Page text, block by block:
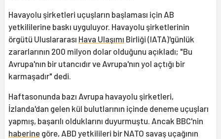
Havayolu şirketleri uçuşların başlaması için AB
yetkililerine baskı uyguluyor. Havayolu şirketlerinin
örgütü Uluslararası Hava Ulaşımı Birliği (IATA)'günlük
zararlarının 200 milyon dolar olduğunu açıkladı; "Bu
Avrupa'nın bir utancıdır ve Avrupa'nın yol açtığı bir
karmaşadır" dedi.
Haftasonunda bazı Avrupa havayolu şirketleri,
İzlanda'dan gelen kül bulutlarının içinde deneme uçuşları
yapmış, başarılı olduklarını duyurmuştu. Ancak BBC'nin
haberine göre, ABD yetkilileri bir NATO savaş uçağının